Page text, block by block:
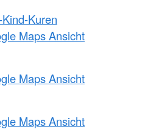
Kuren
Maps Ansicht
Maps Ansicht
Maps Ansicht